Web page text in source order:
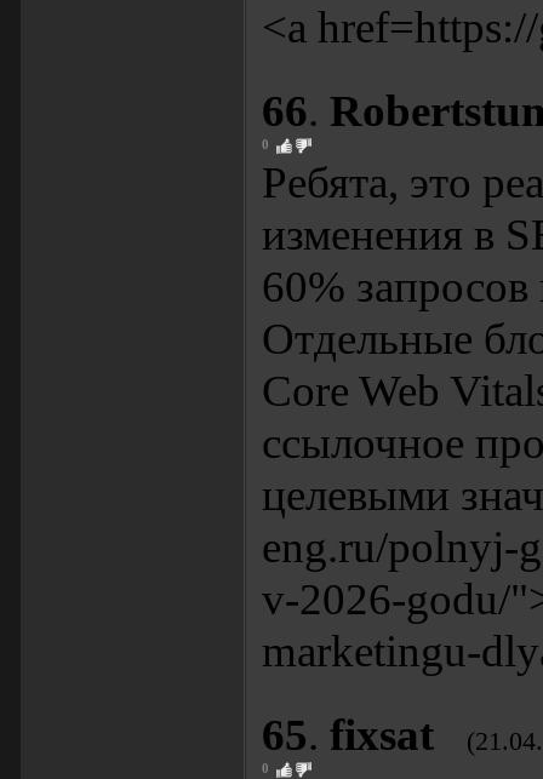
<a
66.
0
Ребята, это
изменения в
60%
Отдельные
Core Web
ссылочное
целевыми
eng.ru/polnyj-
v-2026-godu/
marketingu-
65. fixsat
0